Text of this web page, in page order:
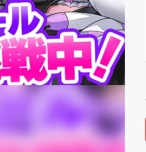
CAMPFIRE for Social GoodCAMPFIRE
CAMPFIREふるさと納税machi-yaコミュニティ